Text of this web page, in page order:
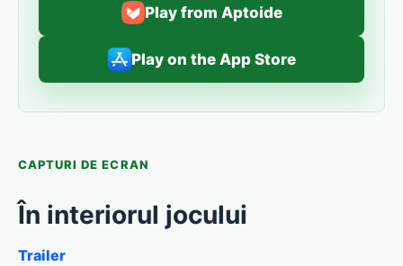
Play from Aptoide
Play on the App Store
CAPTURI DE ECRAN
În interiorul jocului
Trailer